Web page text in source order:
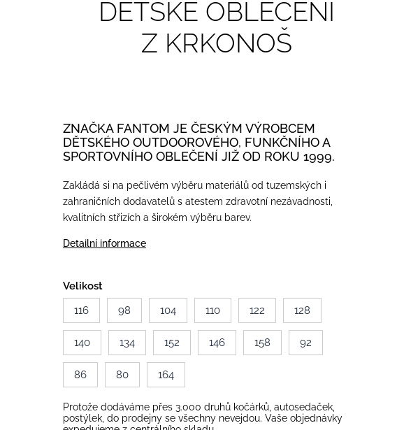
DĚTSKÉ OBLEČENÍ
Z KRKONOŠ
ZNAČKA FANTOM JE ČESKÝM VÝROBCEM
DĚTSKÉHO OUTDOOROVÉHO, FUNKČNÍHO A
SPORTOVNÍHO OBLEČENÍ JIŽ OD ROKU 1999.
Zakládá si na pečlivém výběru materiálů od tuzemských i
zahraničních dodavatelů s atestem zdravotní nezávadnosti,
kvalitních střizích a širokém výběru barev.
Detailní informace
Velikost
116
98 104 110 122 128
140 134 152 146 158 92
86 80 164
Protože dodáváme přes 3.000 druhů kočárků, autosedaček,
postýlek, do prodejny se všechny nevejdou. Vaše objednávky